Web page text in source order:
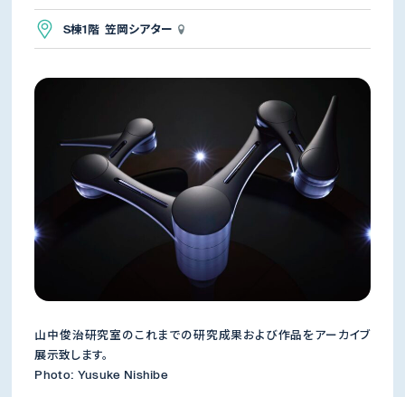
S棟1階 笠岡シアター
山中俊治研究室のこれまでの研究成果および作品をアーカイブ
展示致します。
Photo: Yusuke Nishibe